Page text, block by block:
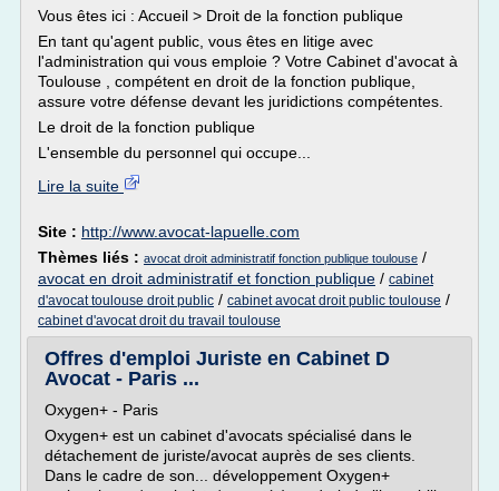
Vous êtes ici : Accueil > Droit de la fonction publique
En tant qu'agent public, vous êtes en litige avec
l'administration qui vous emploie ? Votre Cabinet d'avocat à
Toulouse , compétent en droit de la fonction publique,
assure votre défense devant les juridictions compétentes.
Le droit de la fonction publique
L'ensemble du personnel qui occupe...
Lire la suite
Site : http://www.avocat-lapuelle.com
Thèmes liés : avocat droit administratif fonction publique toulouse /
avocat en droit administratif et fonction publique / cabinet
d'avocat toulouse droit public / cabinet avocat droit public toulouse /
cabinet d'avocat droit du travail toulouse
Offres d'emploi Juriste en Cabinet D
Avocat - Paris ...
Oxygen+ - Paris
Oxygen+ est un cabinet d'avocats spécialisé dans le
détachement de juriste/avocat auprès de ses clients.
Dans le cadre de son... développement Oxygen+